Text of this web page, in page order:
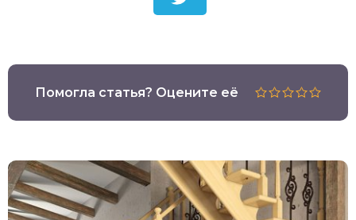
Помогла статья? Оцените её